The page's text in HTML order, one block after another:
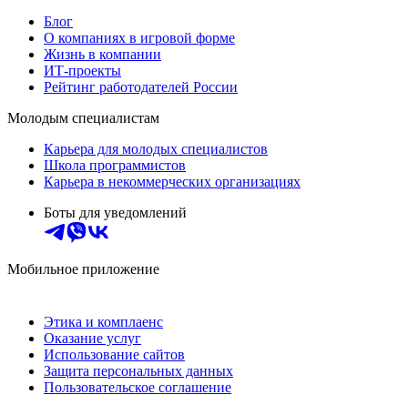
Блог
О компаниях в игровой форме
Жизнь в компании
ИТ-проекты
Рейтинг работодателей России
Молодым специалистам
Карьера для молодых специалистов
Школа программистов
Карьера в некоммерческих организациях
Боты для уведомлений
Мобильное приложение
Этика и комплаенс
Оказание услуг
Использование сайтов
Защита персональных данных
Пользовательское соглашение